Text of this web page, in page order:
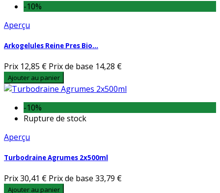
-10%
Aperçu
Arkogelules Reine Pres Bio...
Prix 12,85 € Prix de base 14,28 €
Ajouter au panier
-10%
Rupture de stock
Aperçu
Turbodraine Agrumes 2x500ml
Prix30,41 € Prix de base 33,79 €
Ajouter au panier